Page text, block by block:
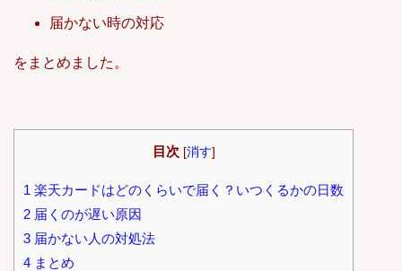
届かない時の対応
をまとめました。
目次 [消す]
1 楽天カードはどのくらいで届く？いつくるかの日数
2 届くのが遅い原因
3 届かない人の対処法
4 まとめ